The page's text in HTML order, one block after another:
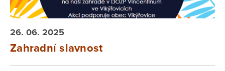
26. 06. 2025
Zahradní slavnost